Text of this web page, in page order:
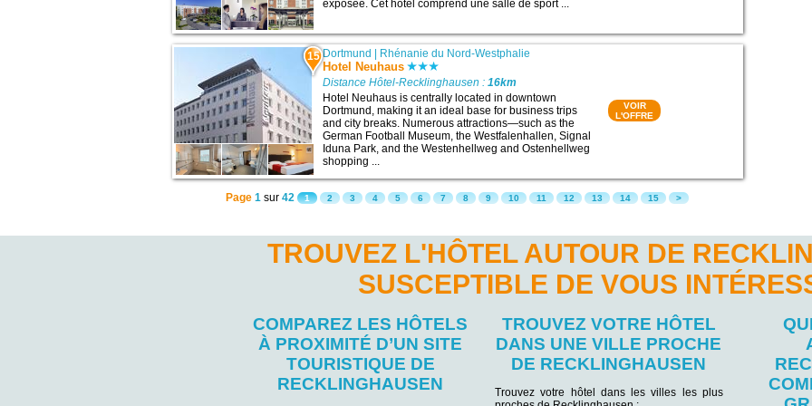
exposée. Cet hôtel comprend une salle de sport ...
15 Dortmund Rhénanie du Nord-Westphalie
Hotel Neuhaus
Distance Hôtel-Recklinghausen :16km
Hotel Neuhaus is centrally located in downtown
Dortmund, making it an ideal base for business trips
and city breaks. Numerous attractions—such as the
German Football Museum, the Westfalenhallen, Signal
Iduna Park, and the Westenhellweg and Ostenhellweg
shopping ...
VOIR
L'OFFRE
Page 1 sur42 1 2 3 4 5 6 7 8 9 10 11 12 13 14 15 >
TROUVEZ L'HÔTEL AUTOUR DE
SUSCEPTIBLE DE VOUS
COMPAREZ LES HÔTELS
À PROXIMITÉ D’UN SITE
TOURISTIQUE DE
RECKLINGHAUSEN
TROUVEZ VOTRE HÔTEL
DANS UNE VILLE PROCHE
DE RECKLINGHAUSEN
Trouvez votre hôtel dans les villes les plus